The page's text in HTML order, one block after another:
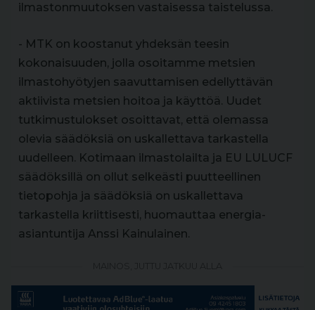
ilmastonmuutoksen vastaisessa taistelussa.
- MTK on koostanut yhdeksän teesin
kokonaisuuden, jolla osoitamme metsien
ilmastohyötyjen saavuttamisen edellyttävän
aktiivista metsien hoitoa ja käyttöä. Uudet
tutkimustulokset osoittavat, että olemassa
olevia säädöksiä on uskallettava tarkastella
uudelleen. Kotimaan ilmastolailta ja EU LULUCF
säädöksillä on ollut selkeästi puutteellinen
tietopohja ja säädöksiä on uskallettava
tarkastella kriittisesti, huomauttaa energia-
asiantuntija Anssi Kainulainen.